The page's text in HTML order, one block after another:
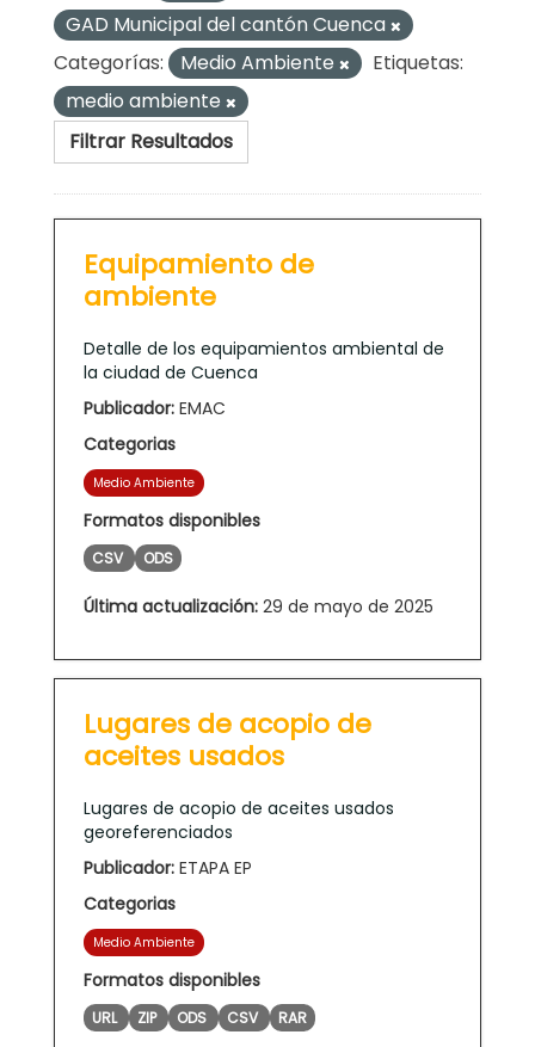
GAD Municipal del cantón Cuenca
Categorías:
Medio Ambiente
Etiquetas:
medio ambiente
Filtrar Resultados
Equipamiento de
ambiente
Detalle de los equipamientos ambiental de
la ciudad de Cuenca
Publicador: EMAC
Categorias
Medio Ambiente
Formatos disponibles
CSV ODS
Última actualización: 29 de mayo de 2025
Lugares de acopio de
aceites usados
Lugares de acopio de aceites usados
georeferenciados
Publicador: ETAPA EP
Categorias
Medio Ambiente
Formatos disponibles
URL ZIP ODS CSV RAR